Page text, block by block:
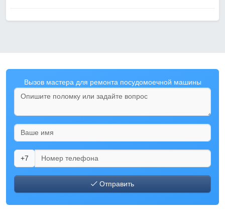
Вызов мастера для ремонта посудомоечной машины
+7
Отправить